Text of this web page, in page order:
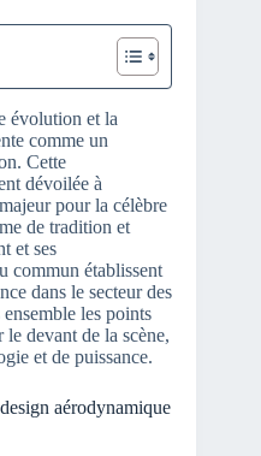
évolution et la
comme un
Cette
dévoilée à
pour la célèbre
de tradition et
et ses
commun établissent
dans le secteur des
les points
devant de la scène,
et de puissance.
aérodynamique